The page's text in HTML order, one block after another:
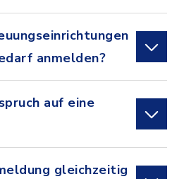
anmelden?
auf eine
gleichzeitig